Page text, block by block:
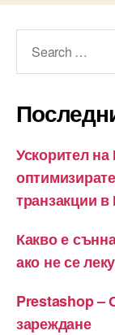
Ускорител
транзакции
Какво е
ако не се
Prestashop –
зареждане